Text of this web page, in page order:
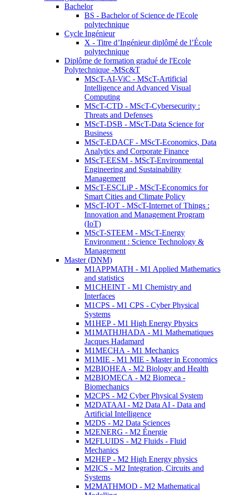
Bachelor
BS - Bachelor of Science de l'Ecole
polytechnique
Cycle Ingénieur
X - Titre d’Ingénieur diplômé de l’École
polytechnique
Diplôme de formation gradué de l'Ecole
Polytechnique -MSc&T
MScT-AI-ViC - MScT-Artificial
Intelligence and Advanced Visual
Computing
MScT-CTD - MScT-Cybersecurity :
Threats and Defenses
MScT-DSB - MScT-Data Science for
Business
MScT-EDACF - MScT-Economics, Data
Analytics and Corporate Finance
MScT-EESM - MScT-Environmental
Engineering and Sustainability
Management
MScT-ESCLiP - MScT-Economics for
Smart Cities and Climate Policy
MScT-IOT - MScT-Internet of Things :
Innovation and Management Program
(IoT)
MScT-STEEM - MScT-Energy
Environment : Science Technology &
Management
Master (DNM)
M1APPMATH - M1 Applied Mathematics
and statistics
M1CHEINT - M1 Chemistry and
Interfaces
M1CPS - M1 CPS - Cyber Physical
Systems
M1HEP - M1 High Energy Physics
M1MATHJHADA - M1 Mathematiques
Jacques Hadamard
M1MECHA - M1 Mechanics
M1MIE - M1 MIE - Master in Economics
M2BIOHEA - M2 Biology and Health
M2BIOMECA - M2 Biomeca -
Biomechanics
M2CPS - M2 Cyber Physical System
M2DATAAI - M2 Data AI - Data and
Artificial Intelligence
M2DS - M2 Data Sciences
M2ENERG - M2 Énergie
M2FLUIDS - M2 Fluids - Fluid
Mechanics
M2HEP - M2 High Energy physics
M2ICS - M2 Integration, Circuits and
Systems
M2MATHMOD - M2 Mathematical